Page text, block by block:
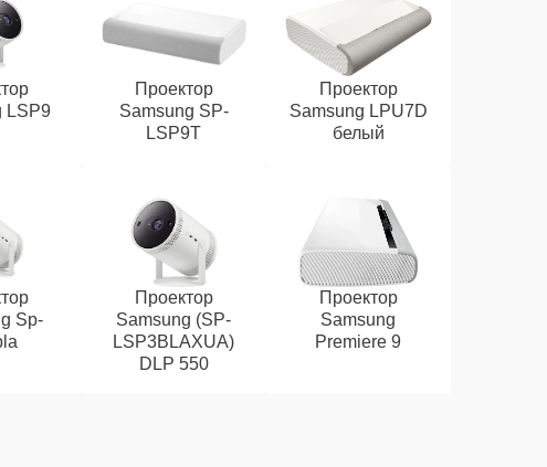
LSP9
Проектор
Samsung SP-
LSP9T
Проектор
Samsung LPU7D
белый
Sp-
Проектор
Samsung (SP-
LSP3BLAXUA)
DLP 550
Проектор
Samsung
Premiere 9